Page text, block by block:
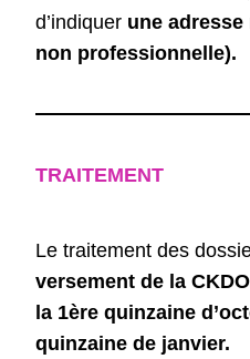
d’indiquer une
non professionnelle).
TRAITEMENT
Le traitement des
versement de la
la 1ère quinzaine
quinzaine de janvier.